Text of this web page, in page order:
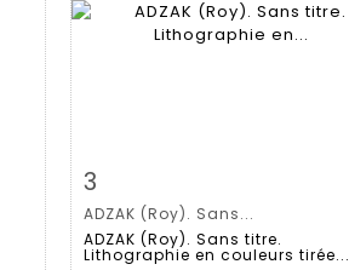
Fiche détaillée
3
ADZAK (Roy). Sans...
ADZAK (Roy). Sans titre.
Lithographie en couleurs tirée...